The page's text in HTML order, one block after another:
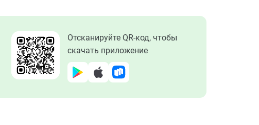
Отсканируйте QR-код, чтобы
скачать приложение